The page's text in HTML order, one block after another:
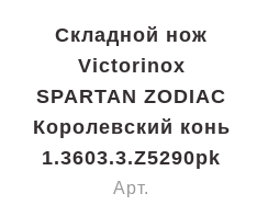
Складной нож
Victorinox
SPARTAN ZODIAC
Королевский конь
1.3603.3.Z5290pk
Арт.